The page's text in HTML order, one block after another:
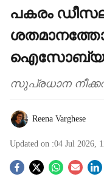
പകരം
സുപ്രധാന
Reena Varghese
Updated on :04 Jul 2026,
S